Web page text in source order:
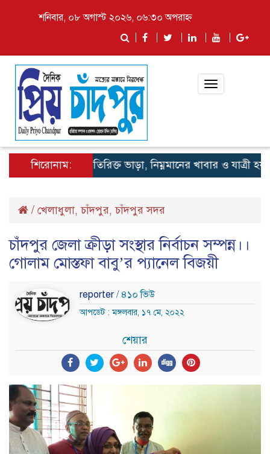
শনিবার, ০৮ অগাস্ট ২০২৬, ০৬:৩০ অপরাহ্ন
Toggle
শিরোনাম:
লঞ্চে অতিরিক্ত ভাড়া, নিম্নমানের খাবার ও যাত্রী হয়রানি
/ খেলাধুলা,চাঁদপুর,চাঁদপুর সদর
চাঁদপুর জেলা ক্রীড়া সংস্থার নির্বাচন সম্পন্ন।।
গোলাম মোস্তফা বাবু’র প্যানেল বিজয়ী
reporter / ৪১০ ভিউ
আপডেট : মঙ্গলবার, ১৭ মে, ২০২২
শেয়ার